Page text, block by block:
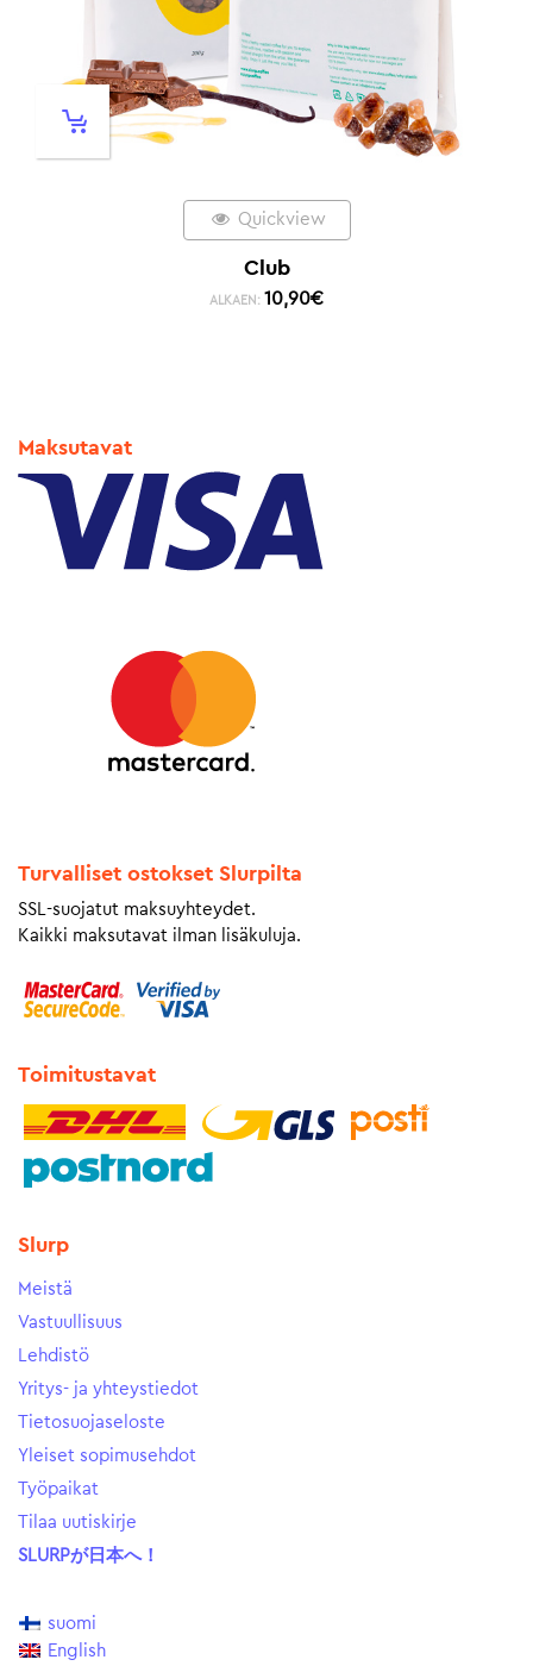
Quickview
Club
ALKAEN: 10,90€
Maksutavat
Turvalliset ostokset Slurpilta
SSL-suojatut maksuyhteydet.
Kaikki maksutavat ilman lisäkuluja.
Toimitustavat
Slurp
Meistä
Vastuullisuus
Lehdistö
Yritys- ja yhteystiedot
Tietosuojaseloste
Yleiset sopimusehdot
Työpaikat
Tilaa uutiskirje
SLURPが日本へ！
suomi
English